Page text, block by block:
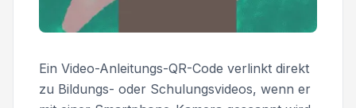
Ein Video-Anleitungs-QR-Code verlinkt direkt
zu Bildungs- oder Schulungsvideos, wenn er